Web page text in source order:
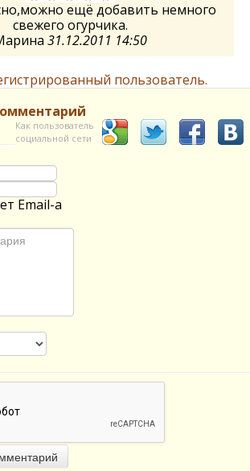
ещё добавить немного
свежего огурчика.
31.12.2011 14:50
пользователь.
Как пользователь
социальной сети
Email-а